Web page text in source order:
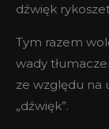
dźwięk
Tym razem
wady
ze względu na
„dźwięk”.